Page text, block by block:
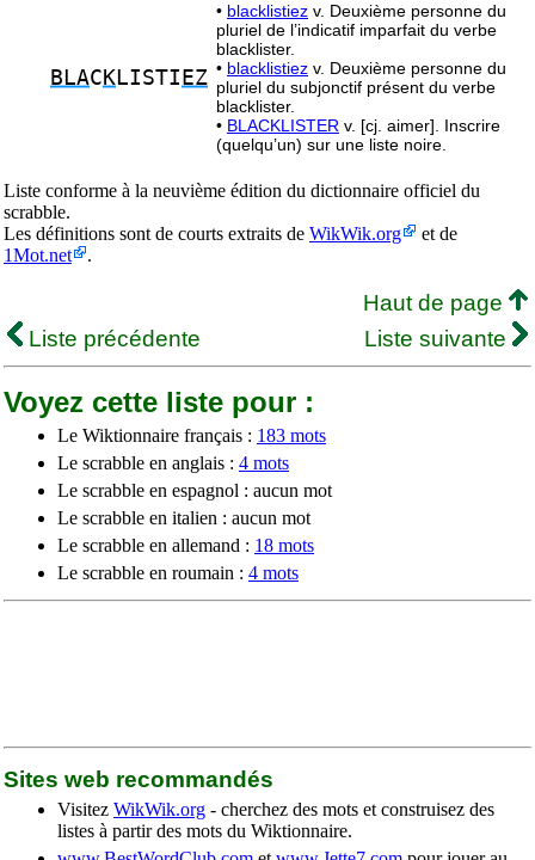
BLAC KLISTI EZ
• blacklistiez v. Deuxième personne du
pluriel de l’indicatif imparfait du verbe
blacklister.
• blacklistiez v. Deuxième personne du
pluriel du subjonctif présent du verbe
blacklister.
• BLACKLISTER v. [cj. aimer]. Inscrire
(quelqu’un) sur une liste noire.
Liste conforme à la neuvième édition du dictionnaire officiel du
scrabble.
Les définitions sont de courts extraits de WikWik.org
et de
1Mot.net
.
Haut de page
Liste précédente
Liste suivante
Voyez cette liste pour :
Le Wiktionnaire français : 183 mots
Le scrabble en anglais : 4 mots
Le scrabble en espagnol : aucun mot
Le scrabble en italien : aucun mot
Le scrabble en allemand : 18 mots
Le scrabble en roumain : 4 mots
Sites web recommandés
Visitez WikWik.org - cherchez des mots et construisez des
listes à partir des mots du Wiktionnaire.